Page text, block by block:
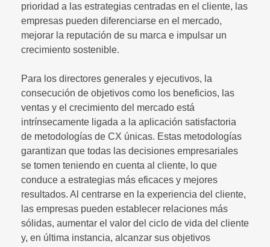
prioridad a las estrategias centradas en el cliente, las
empresas pueden diferenciarse en el mercado,
mejorar la reputación de su marca e impulsar un
crecimiento sostenible.
Para los directores generales y ejecutivos, la
consecución de objetivos como los beneficios, las
ventas y el crecimiento del mercado está
intrínsecamente ligada a la aplicación satisfactoria
de metodologías de CX únicas. Estas metodologías
garantizan que todas las decisiones empresariales
se tomen teniendo en cuenta al cliente, lo que
conduce a estrategias más eficaces y mejores
resultados. Al centrarse en la experiencia del cliente,
las empresas pueden establecer relaciones más
sólidas, aumentar el valor del ciclo de vida del cliente
y, en última instancia, alcanzar sus objetivos